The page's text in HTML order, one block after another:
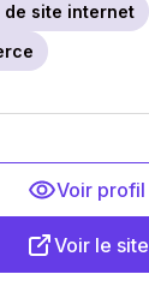
de site internet
Voir profil
Voir le site